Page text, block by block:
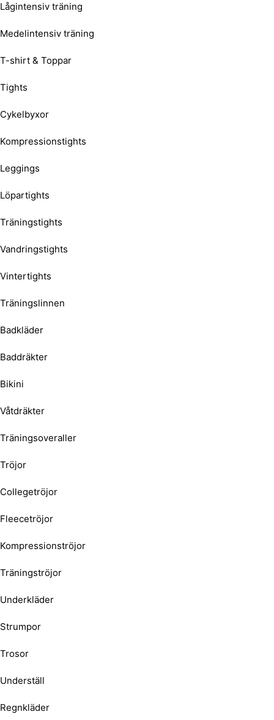
Lågintensiv träning
Medelintensiv träning
T-shirt & Toppar
Tights
Cykelbyxor
Kompressionstights
Leggings
Löpartights
Träningstights
Vandringstights
Vintertights
Träningslinnen
Badkläder
Baddräkter
Bikini
Våtdräkter
Träningsoveraller
Tröjor
Collegetröjor
Fleecetröjor
Kompressionströjor
Träningströjor
Underkläder
Strumpor
Trosor
Underställ
Regnkläder